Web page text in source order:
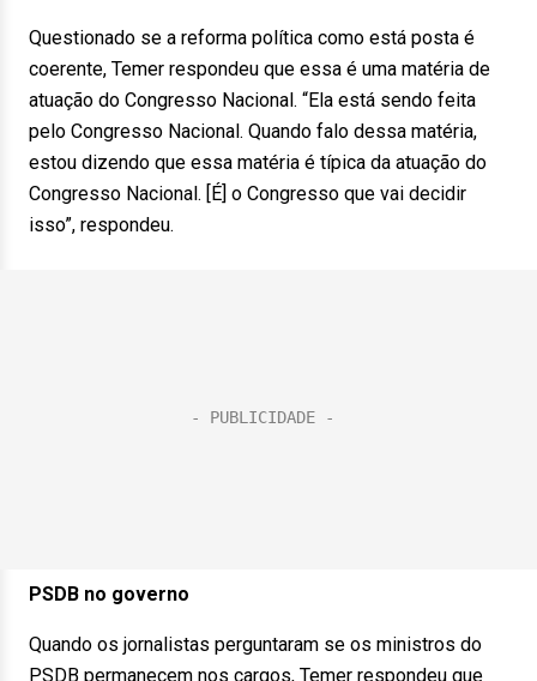
Questionado se a reforma política como está posta é
coerente, Temer respondeu que essa é uma matéria de
atuação do Congresso Nacional. “Ela está sendo feita
pelo Congresso Nacional. Quando falo dessa matéria,
estou dizendo que essa matéria é típica da atuação do
Congresso Nacional. [É] o Congresso que vai decidir
isso”, respondeu.
PSDB no governo
Quando os jornalistas perguntaram se os ministros do
PSDB permanecem nos cargos, Temer respondeu que